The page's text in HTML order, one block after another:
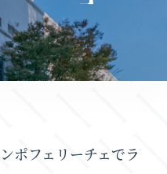
ポフェリーチェでラ